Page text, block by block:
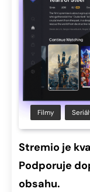
Filmy
Stremio je
Podporuje
obsahu.